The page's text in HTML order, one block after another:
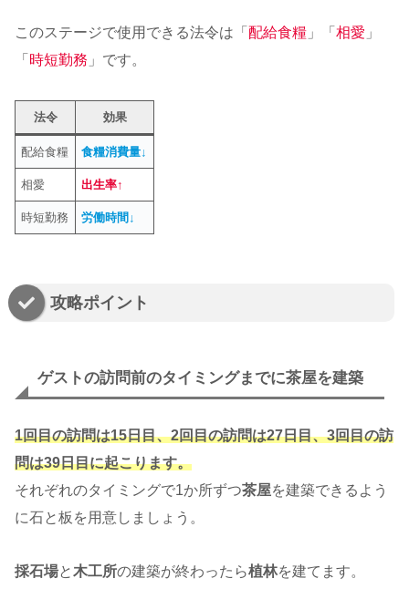
このステージで使用できる法令は「 配給食糧 」「 相愛 」
「 時短勤務 」です。
法令 効果
配給食糧 食糧消費量↓
相愛 出生率↑
時短勤務 労働時間↓
攻略ポイント
ゲストの訪問前のタイミングまでに茶屋を建築
1回目の訪問は15日目、2回目の訪問は27日目、3回目の訪
問は39日目に起こります。
それぞれのタイミングで1か所ずつ茶屋を建築できるよう
に石と板を用意しましょう。
採石場と木工所の建築が終わったら植林を建てます。